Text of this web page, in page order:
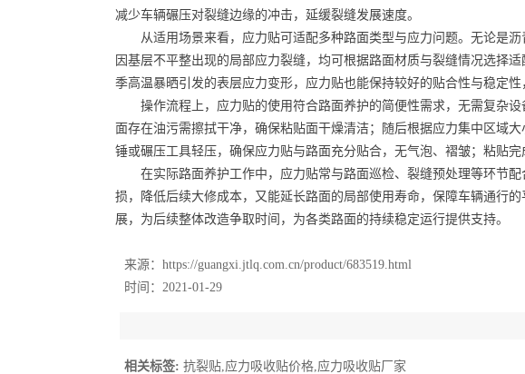
减少车辆碾压对裂缝边缘的冲击，延缓裂缝发展速度。
从适用场景来看，应力贴可适配多种路面类型与应力问题。无论是沥
因基层不平整出现的局部应力裂缝，均可根据路面材质与裂缝情况选择
季高温暴晒引发的表层应力变形，应力贴也能保持较好的贴合性与稳定
操作流程上，应力贴的使用符合路面养护的简便性需求，无需复杂设
面存在油污需擦拭干净，确保粘贴面干燥清洁；随后根据应力集中区域
锤或碾压工具轻压，确保应力贴与路面充分贴合，无气泡、褶皱；粘贴
在实际路面养护工作中，应力贴常与路面巡检、裂缝预处理等环节配
损，降低后续大修成本，又能延长路面的局部使用寿命，保障车辆通行
展，为后续整体改造争取时间，为各类路面的持续稳定运行提供支持。
来源： https://guangxi.jtlq.com.cn/product/683519.html
时间：2021-01-29
相关标签: 抗裂贴,应力吸收贴价格,应力吸收贴厂家